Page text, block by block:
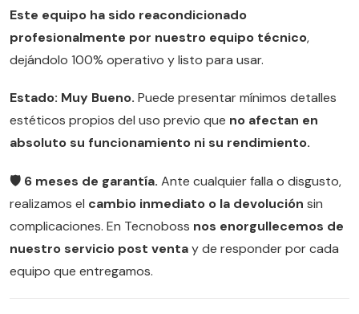
Este equipo ha sido reacondicionado
profesionalmente por nuestro equipo técnico,
dejándolo 100% operativo y listo para usar.
Estado: Muy Bueno. Puede presentar mínimos detalles
estéticos propios del uso previo que no afectan en
absoluto su funcionamiento ni su rendimiento.
🛡️ 6 meses de garantía. Ante cualquier falla o disgusto,
realizamos el cambio inmediato o la devolución sin
complicaciones. En Tecnoboss nos enorgullecemos de
nuestro servicio post ventay de responder por cada
equipo que entregamos.